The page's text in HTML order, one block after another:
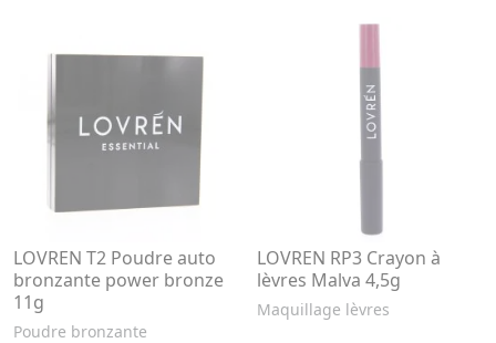
LOVREN T2 Poudre auto
bronzante power bronze
11g
Poudre bronzante
LOVREN RP3 Crayon à
lèvres Malva 4,5g
Maquillage lèvres